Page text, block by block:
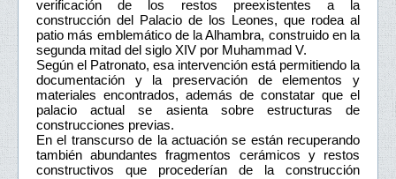
verificación de los restos preexistentes a la
construcción del Palacio de los Leones, que rodea al
patio más emblemático de la Alhambra, construido en la
segunda mitad del siglo XIV por Muhammad V.
Según el Patronato, esa intervención está permitiendo la
documentación y la preservación de elementos y
materiales encontrados, además de constatar que el
palacio actual se asienta sobre estructuras de
construcciones previas.
En el transcurso de la actuación se están recuperando
también abundantes fragmentos cerámicos y restos
constructivos que procederían de la construcción